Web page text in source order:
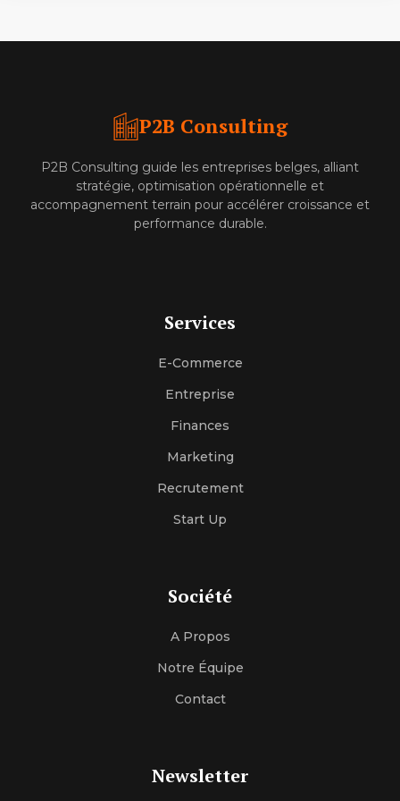
P2B Consulting
P2B Consulting guide les entreprises belges, alliant
stratégie, optimisation opérationnelle et
accompagnement terrain pour accélérer croissance et
performance durable.
Services
E-Commerce
Entreprise
Finances
Marketing
Recrutement
Start Up
Société
A Propos
Notre Équipe
Contact
Newsletter